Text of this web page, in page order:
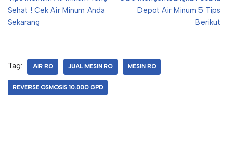
Sehat ! Cek Air Minum Anda
Sekarang
Depot Air Minum 5 Tips
Berikut
Tag: AIR RO JUAL MESIN RO MESIN RO
REVERSE OSMOSIS 10.000 GPD